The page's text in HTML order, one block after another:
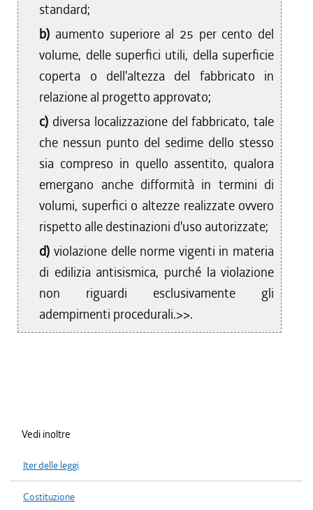
standard;
b) aumento superiore al 25 per cento del
volume, delle superfici utili, della superficie
coperta o dell'altezza del fabbricato in
relazione al progetto approvato;
c) diversa localizzazione del fabbricato, tale
che nessun punto del sedime dello stesso
sia compreso in quello assentito, qualora
emergano anche difformità in termini di
volumi, superfici o altezze realizzate ovvero
rispetto alle destinazioni d'uso autorizzate;
d)violazione delle norme vigenti in materia
di edilizia antisismica, purché la violazione
non riguardi esclusivamente gli
adempimenti procedurali.>>.
Vedi inoltre
Iter delle leggi
Costituzione